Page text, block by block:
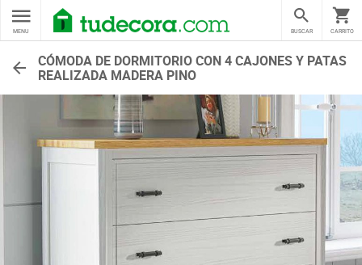
MENU CARRITO
BUSCAR
CÓMODA DE DORMITORIO CON 4 CAJONES Y PATAS
REALIZADA MADERA PINO